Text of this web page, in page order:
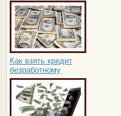
Как взять кредит
безработному